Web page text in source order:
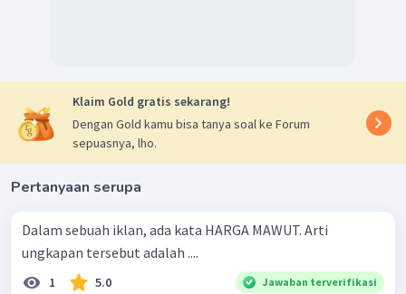
Klaim Gold gratis sekarang!
Dengan Gold kamu bisa tanya soal ke Forum
sepuasnya, lho.
Pertanyaan serupa
Dalam sebuah iklan, ada kata HARGA MAWUT. Arti
ungkapan tersebut adalah ....
1 5.0 Jawaban terverifikasi